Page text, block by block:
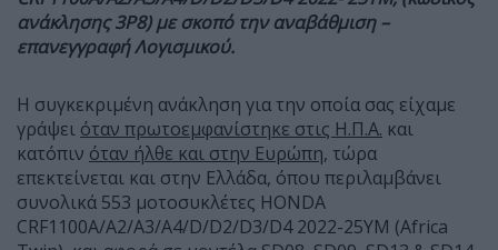
ανάκλησης 3P8) με σκοπό την αναβάθμιση –
επανεγγραφή Λογισμικού.
Η συγκεκριμένη ανάκληση για την οποία σας είχαμε
γράψει όταν πρωτοεμφανίστηκε στις Η.Π.Α. και
κατόπιν όταν ήλθε και στην Ευρώπη, τώρα
επεκτείνεται και στην Ελλάδα, όπου περιλαμβάνει
συνολικά 553 μοτοσυκλέτες HONDA
CRF1100A/A2/A3/A4/D/D2/D3/D4 2022-25ΥΜ (Africa